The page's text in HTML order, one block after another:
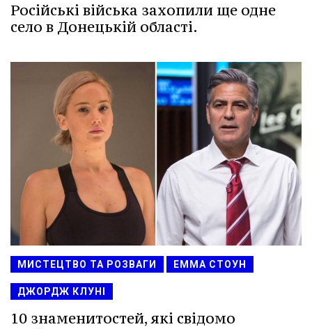
Російські війська захопили ще одне
село в Донецькій області.
МИСТЕЦТВО ТА РОЗВАГИ ЕММА СТОУН
ДЖОРДЖ КЛУНІ
10 знаменитостей, які свідомо